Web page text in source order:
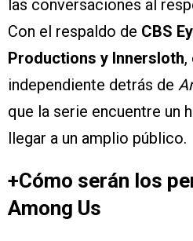
las conversaciones al
Con el respaldo de CBS
Productions y Innersloth,
independiente detrás de
que la serie encuentre un
llegar a un amplio público.
+Cómo serán los
Among Us